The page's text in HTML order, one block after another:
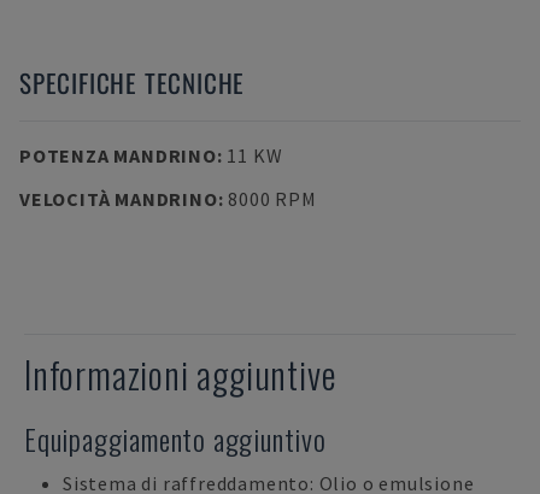
SPECIFICHE TECNICHE
POTENZA MANDRINO: 11 KW
VELOCITÀ MANDRINO: 8000 RPM
Informazioni aggiuntive
Equipaggiamento aggiuntivo
Sistema di raffreddamento: Olio o emulsione